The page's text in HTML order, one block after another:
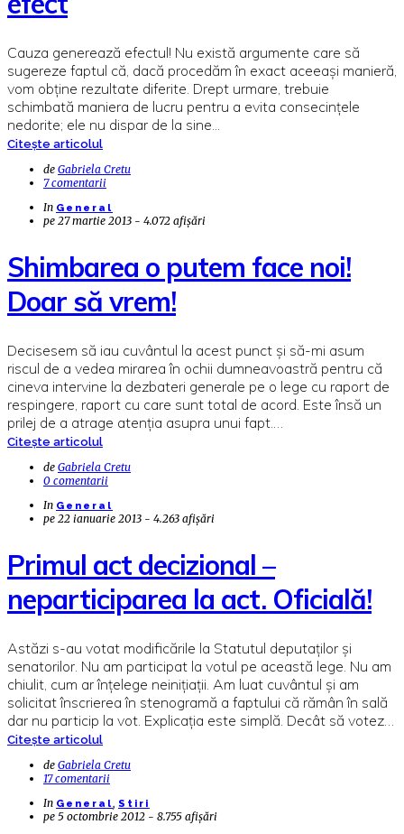
Cauza generează efectul! Nu există argumente care să
sugereze faptul că, dacă procedăm în exact aceeași manieră,
vom obține rezultate diferite. Drept urmare, trebuie
schimbată maniera de lucru pentru a evita consecințele
nedorite; ele nu dispar de la sine...
Citește articolul
de Gabriela Cretu
7 comentarii
In General
pe 27 martie 2013 - 4.072 afișări
Shimbarea o putem face noi!
Doar să vrem!
Decisesem să iau cuvântul la acest punct și să-mi asum
riscul de a vedea mirarea în ochii dumneavoastră pentru că
cineva intervine la dezbateri generale pe o lege cu raport de
respingere, raport cu care sunt total de acord. Este însă un
prilej de a atrage atenția asupra unui fapt.…
Citește articolul
de Gabriela Cretu
0 comentarii
In General
pe 22 ianuarie 2013 - 4.263 afișări
Primul act decizional –
neparticiparea la act. Oficială!
Astăzi s-au votat modificările la Statutul deputaților și
senatorilor. Nu am participat la votul pe această lege. Nu am
chiulit, cum ar înțelege neinițiații. Am luat cuvântul și am
solicitat înscrierea în stenogramă a faptului că rămân în sală
dar nu particip la vot. Explicația este simplă. Decât să votez…
Citește articolul
de Gabriela Cretu
17 comentarii
In General , Stiri
pe 5 octombrie 2012 - 8.755 afișări